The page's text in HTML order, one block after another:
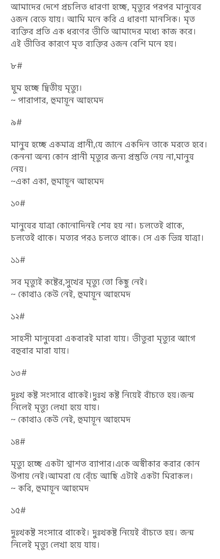
আমাদের দেশে প্রচলিত ধারণা হচ্ছে, মৃত্যুর পরপর মানুষের
ওজন বেড়ে যায়। আমি মনে করি এ ধারণা মানসিক। মৃত
ব্যক্তির প্রতি এক ধরণের ভীতি আমাদের মধ্যে কাজ করে।
এই ভীতির কারণে মৃত ব্যক্তির ওজন বেশি মনে হয়।
৮#
ঘুম হচ্ছে দ্বিতীয় মৃত্যু।
~ পারাপার, হুমায়ূন আহমেদ
৯#
মানুষ হচ্ছে একমাত্র প্রানী,যে জানে একদিন তাকে মরতে হবে।
কেননা অন্য কোন প্রানী মৃত্যুর জন্য প্রস্তুতি নেয় না,মানুষ
নেয়।
~একা একা, হুমায়ূন আহমেদ
১০#
মানুষের যাত্রা কোনোদিনই শেষ হয় না। চলতেই থাকে,
চলতেই থাকে। মত্যর পরও চলতে থাকে। সে এক ভিন্ন যাত্রা।
১১#
সব মৃত্যুই কষ্টের,সুখের মৃত্যু তো কিছু নেই।
~ কোথাও কেউ নেই, হুমায়ূন আহমেদ
১২#
সাহসী মানুষেরা একবারই মারা যায়। ভীতুরা মৃত্যুর আগে
বহুবার মারা যায়।
১৩#
দুঃখ কষ্ট সংসারে থাকেই।দুঃখ কষ্ট নিয়েই বাঁচতে হয়।জন্ম
নিলেই মৃত্যু লেখা হয়ে যায়।
~ কোথাও কেউ নেই, হুমায়ূন আহমেদ
১৪#
মৃত্যু হচ্ছে একটা শ্বাশত ব্যাপার।একে অস্বীকার করার কোন
উপায় নেই।আমরা যে বে্ঁচে আছি এটাই একটা মিরাকল।
~ কবি, হুমায়ূন আহমেদ
১৫#
দুঃখকষ্ট সংসারে থাকেই। দুঃখকষ্ট নিয়েই বাঁচতে হয়। জন্ম
নিলেই মৃত্যু লেখা হয়ে যায়।